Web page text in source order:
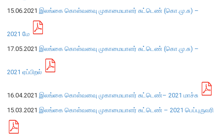
நூலகம் மற்றும் தகவல் நிலையம்
வங்கித்தொழில் கற்கைகளுக்கான நிலையம்
பொருளாதார வரலாற்று அரும்பொருட் காட்சிச் சாலை
எக்ஸ்டர் அறிக்கை
15.06.2021 இலங்கை கொள்வனவு முகாமையாளர் சுட்டெண் (கொ.மு.சு) –
2021 மே
17.05.2021 இலங்கை கொள்வனவு முகாமையாளர் சுட்டெண் (கொ.மு.சு) –
2021 ஏப்பிறல்
16.04.2021 இலங்கை கொள்வனவு முகாமையாளர் சுட்டெண்– 2021 மாச்சு
15.03.2021 இலங்கை கொள்வனவு முகாமையாளர் சுட்டெண் – 2021 பெப்புருவரி